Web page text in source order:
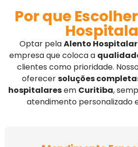
Por que
Optar pelaAlento Hospitalar
empresa que coloca a
clientes como prioridade.
oferecersoluções
hospitalaresem Curitiba,
atendimento personalizado